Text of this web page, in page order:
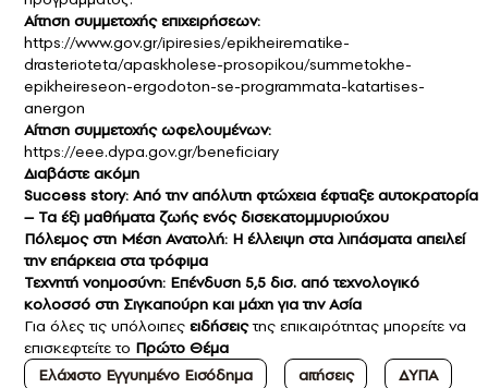
Αίτηση συμμετοχής επιχειρήσεων:
https://www.gov.gr/ipiresies/epikheirematike-
drasterioteta/apaskholese-prosopikou/summetokhe-
epikheireseon-ergodoton-se-programmata-katartises-
anergon
Αίτηση συμμετοχής ωφελουμένων:
https://eee.dypa.gov.gr/beneficiary
Διαβάστε ακόμη
Success story: Από την απόλυτη φτώχεια έφτιαξε αυτοκρατορία
– Τα έξι μαθήματα ζωής ενός δισεκατομμυριούχου
Πόλεμος στη Μέση Ανατολή: Η έλλειψη στα λιπάσματα απειλεί
την επάρκεια στα τρόφιμα
Τεχνητή νοημοσύνη: Επένδυση 5,5 δισ. από τεχνολογικό
κολοσσό στη Σιγκαπούρη και μάχη για την Ασία
Για όλες τις υπόλοιπες ειδήσειςτης επικαιρότητας μπορείτε να
επισκεφτείτε το Πρώτο Θέμα
Ελάχιστο Εγγυημένο Εισόδημα
αιτήσεις ΔΥΠΑ